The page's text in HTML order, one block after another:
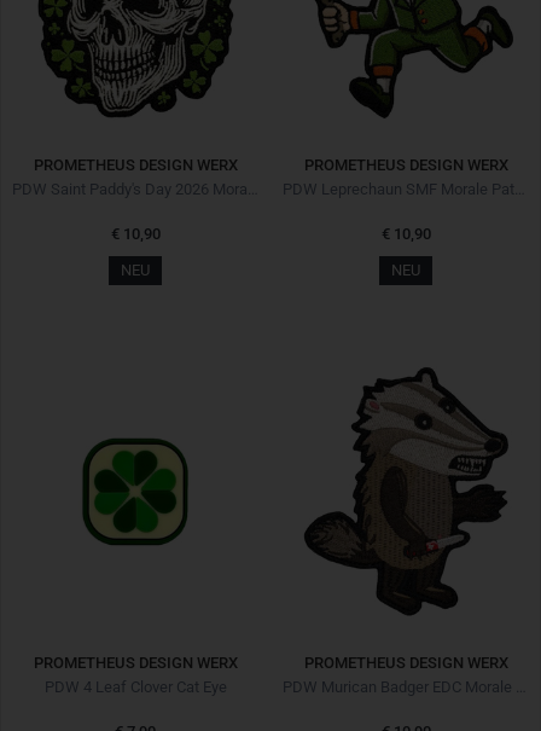
PROMETHEUS DESIGN WERX
PDW Saint Paddy's Day 2026 Morale Patch
€ 10,90
NEU
PROMETHEUS DESIGN WERX
PDW Leprechaun SMF Morale Patch
€ 10,90
NEU
PROMETHEUS DESIGN WERX
PDW 4 Leaf Clover Cat Eye
PROMETHEUS DESIGN WERX
PDW Murican Badger EDC Morale Patch